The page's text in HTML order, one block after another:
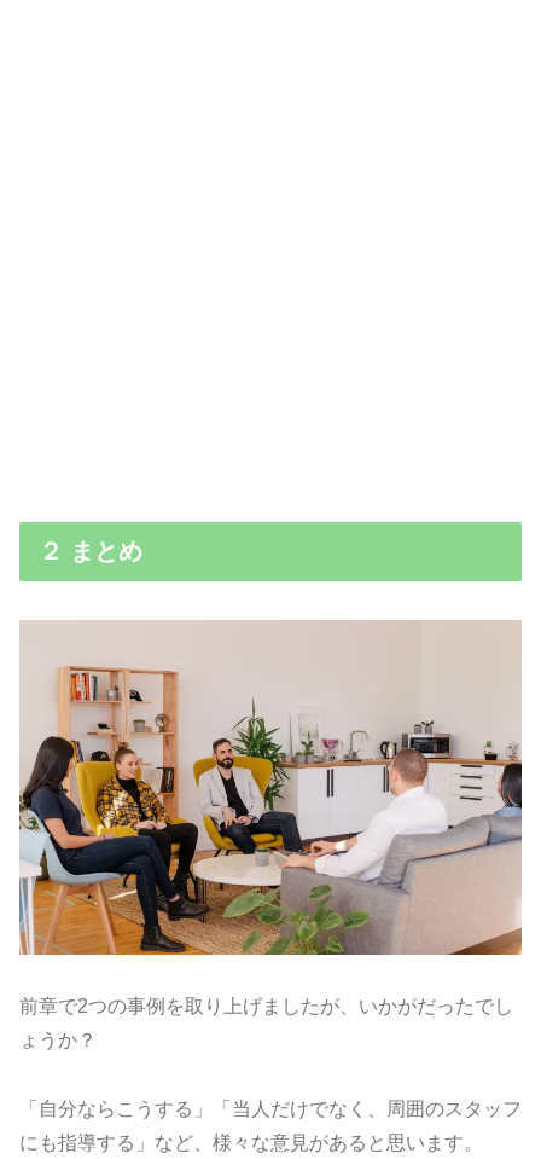
２ まとめ
前章で2つの事例を取り上げましたが、いかがだったでし
ょうか？
「自分ならこうする」「当人だけでなく、周囲のスタッフ
にも指導する」など、様々な意見があると思います。